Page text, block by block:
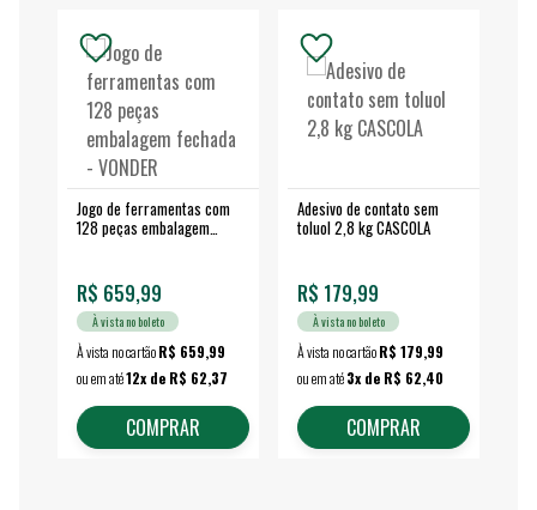
Jogo de ferramentas com
128 peças embalagem
R$ 659,99
À vista no boleto
À vista no cartãoR$ 659,99
ou em até12x de R$ 62,37
COMPRAR
Adesivo de contato sem
toluol 2,8 kg CASCOLA
R$ 179,99
À vista no boleto
À vista no cartãoR$ 179,99
ou em até3x de R$ 62,40
COMPRAR